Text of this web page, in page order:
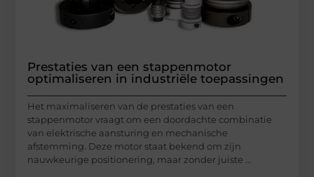
Prestaties van een stappenmotor
optimaliseren in industriële toepassingen
Het maximaliseren van de prestaties van een
stappenmotor vraagt om een doordachte combinatie
van elektrische aansturing en mechanische
afstemming. Deze motor staat bekend om zijn
nauwkeurige positionering, maar zonder juiste ...